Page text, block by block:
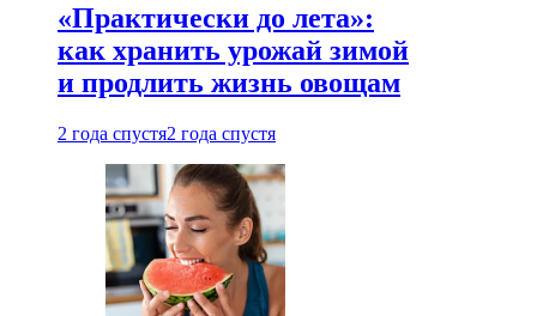
«Практически до лета»:
как хранить урожай зимой
и продлить жизнь овощам
2 года спустя2 года спустя